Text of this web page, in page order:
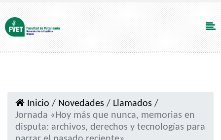
Inicio / Novedades / Llamados /
Jornada «Hoy más que nunca, memorias en
disputa: archivos, derechos y tecnologías para